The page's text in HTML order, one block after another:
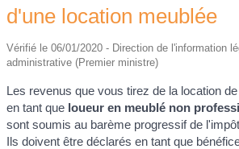
d'une location meublée
Vérifié le 06/01/2020 - Direction de l'information
administrative (Premier ministre)
Les revenus que vous tirez de la location
en tant que loueur en meublé non
sont soumis au barème progressif de
Ils doivent être déclarés en tant que